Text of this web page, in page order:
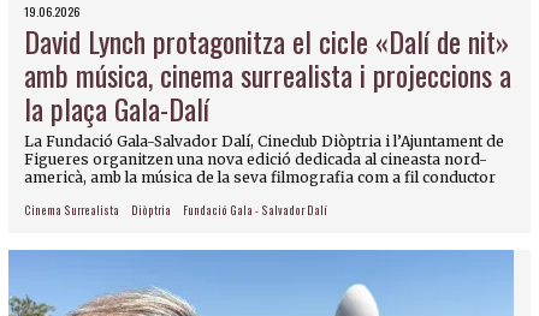
19.06.2026
David Lynch protagonitza el cicle «Dalí de nit»
amb música, cinema surrealista i projeccions a
la plaça Gala-Dalí
La Fundació Gala-Salvador Dalí, Cineclub Diòptria i l’Ajuntament de
Figueres organitzen una nova edició dedicada al cineasta nord-
americà, amb la música de la seva filmografia com a fil conductor
Cinema Surrealista Diòptria Fundació Gala - Salvador Dalí